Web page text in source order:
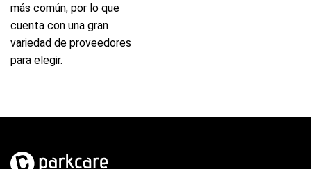
más común, por lo que
cuenta con una gran
variedad de proveedores
para elegir.